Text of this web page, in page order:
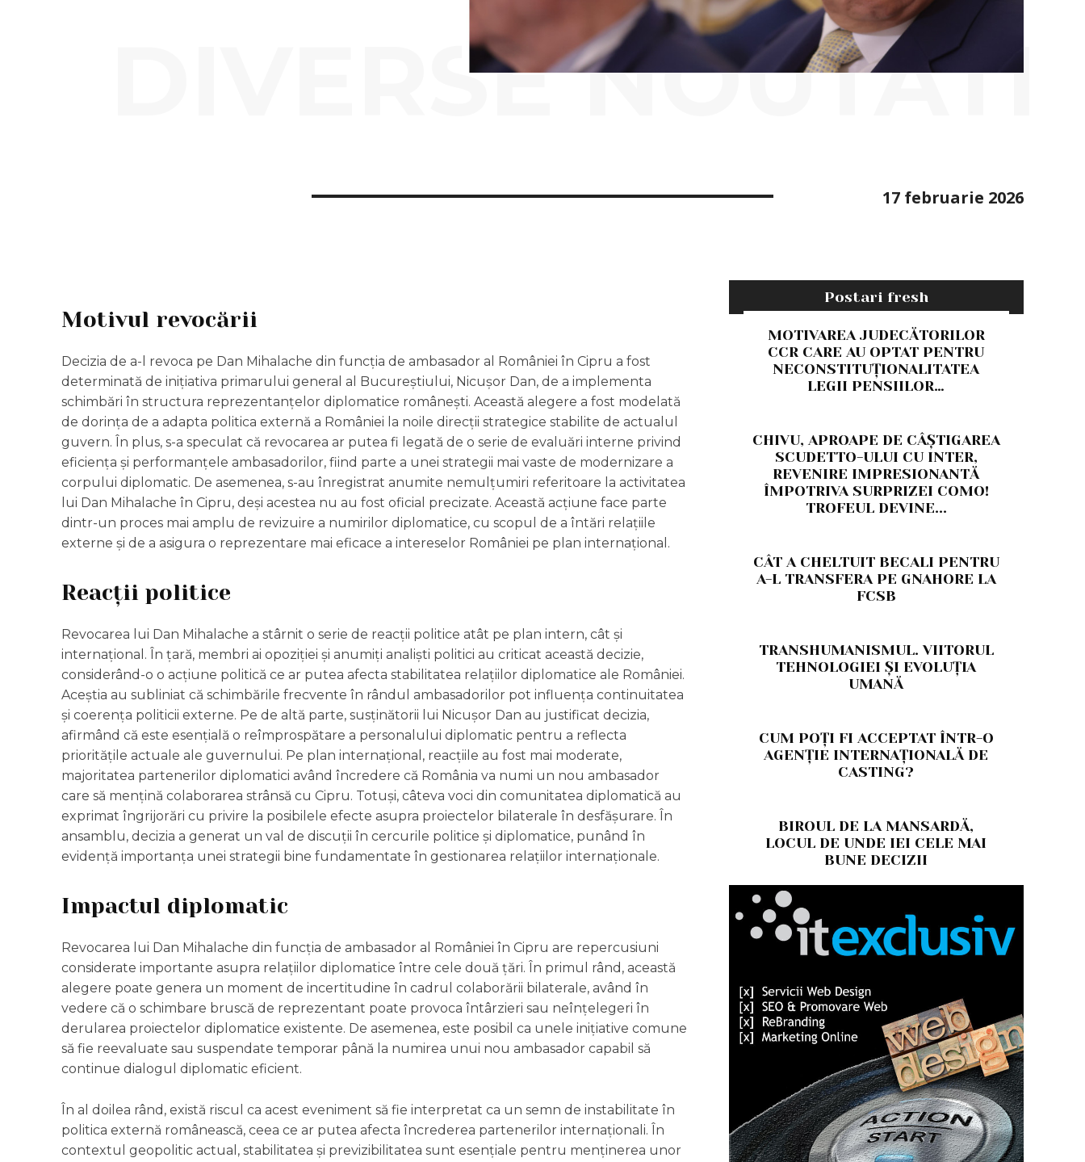
DIVERSE NOUTATI
17 februarie 2026
Motivul revocării
Decizia de a-l revoca pe Dan Mihalache din funcția de ambasador al României în Cipru a fost
determinată de inițiativa primarului general al Bucureștiului, Nicușor Dan, de a implementa
schimbări în structura reprezentanțelor diplomatice românești. Această alegere a fost modelată
de dorința de a adapta politica externă a României la noile direcții strategice stabilite de actualul
guvern. În plus, s-a speculat că revocarea ar putea fi legată de o serie de evaluări interne privind
eficiența și performanțele ambasadorilor, fiind parte a unei strategii mai vaste de modernizare a
corpului diplomatic. De asemenea, s-au înregistrat anumite nemulțumiri referitoare la activitatea
lui Dan Mihalache în Cipru, deși acestea nu au fost oficial precizate. Această acțiune face parte
dintr-un proces mai amplu de revizuire a numirilor diplomatice, cu scopul de a întări relațiile
externe și de a asigura o reprezentare mai eficace a intereselor României pe plan internațional.
Reacții politice
Revocarea lui Dan Mihalache a stârnit o serie de reacții politice atât pe plan intern, cât și
internațional. În țară, membri ai opoziției și anumiți analiști politici au criticat această decizie,
considerând-o o acțiune politică ce ar putea afecta stabilitatea relațiilor diplomatice ale României.
Aceștia au subliniat că schimbările frecvente în rândul ambasadorilor pot influența continuitatea
și coerența politicii externe. Pe de altă parte, susținătorii lui Nicușor Dan au justificat decizia,
afirmând că este esențială o reîmprospătare a personalului diplomatic pentru a reflecta
prioritățile actuale ale guvernului. Pe plan internațional, reacțiile au fost mai moderate,
majoritatea partenerilor diplomatici având încredere că România va numi un nou ambasador
care să mențină colaborarea strânsă cu Cipru. Totuși, câteva voci din comunitatea diplomatică au
exprimat îngrijorări cu privire la posibilele efecte asupra proiectelor bilaterale în desfășurare. În
ansamblu, decizia a generat un val de discuții în cercurile politice și diplomatice, punând în
evidență importanța unei strategii bine fundamentate în gestionarea relațiilor internaționale.
Impactul diplomatic
Revocarea lui Dan Mihalache din funcția de ambasador al României în Cipru are repercusiuni
considerate importante asupra relațiilor diplomatice între cele două țări. În primul rând, această
alegere poate genera un moment de incertitudine în cadrul colaborării bilaterale, având în
vedere că o schimbare bruscă de reprezentant poate provoca întârzieri sau neînțelegeri în
derularea proiectelor diplomatice existente. De asemenea, este posibil ca unele inițiative comune
să fie reevaluate sau suspendate temporar până la numirea unui nou ambasador capabil să
continue dialogul diplomatic eficient.
În al doilea rând, există riscul ca acest eveniment să fie interpretat ca un semn de instabilitate în
politica externă românească, ceea ce ar putea afecta încrederea partenerilor internaționali. În
contextul geopolitic actual, stabilitatea și previzibilitatea sunt esențiale pentru menținerea unor
Postari fresh
MOTIVAREA JUDECĂTORILOR
CCR CARE AU OPTAT PENTRU
NECONSTITUȚIONALITATEA
LEGII PENSIILOR…
CHIVU, APROAPE DE CÂȘTIGAREA
SCUDETTO-ULUI CU INTER,
REVENIRE IMPRESIONANTĂ
ÎMPOTRIVA SURPRIZEI COMO!
TROFEUL DEVINE...
CÂT A CHELTUIT BECALI PENTRU
A-L TRANSFERA PE GNAHORE LA
FCSB
TRANSHUMANISMUL. VIITORUL
TEHNOLOGIEI ȘI EVOLUȚIA
UMANĂ
CUM POȚI FI ACCEPTAT ÎNTR-O
AGENȚIE INTERNAȚIONALĂ DE
CASTING?
BIROUL DE LA MANSARDĂ,
LOCUL DE UNDE IEI CELE MAI
BUNE DECIZII